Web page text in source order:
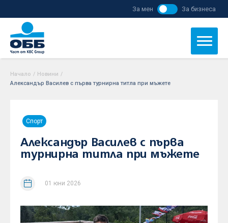
За мен За бизнеса
Начало / Новини /
Александър Василев с първа турнирна титла при мъжете
Спорт
Александър Василев с първа
турнирна титла при мъжете
01 юни 2026